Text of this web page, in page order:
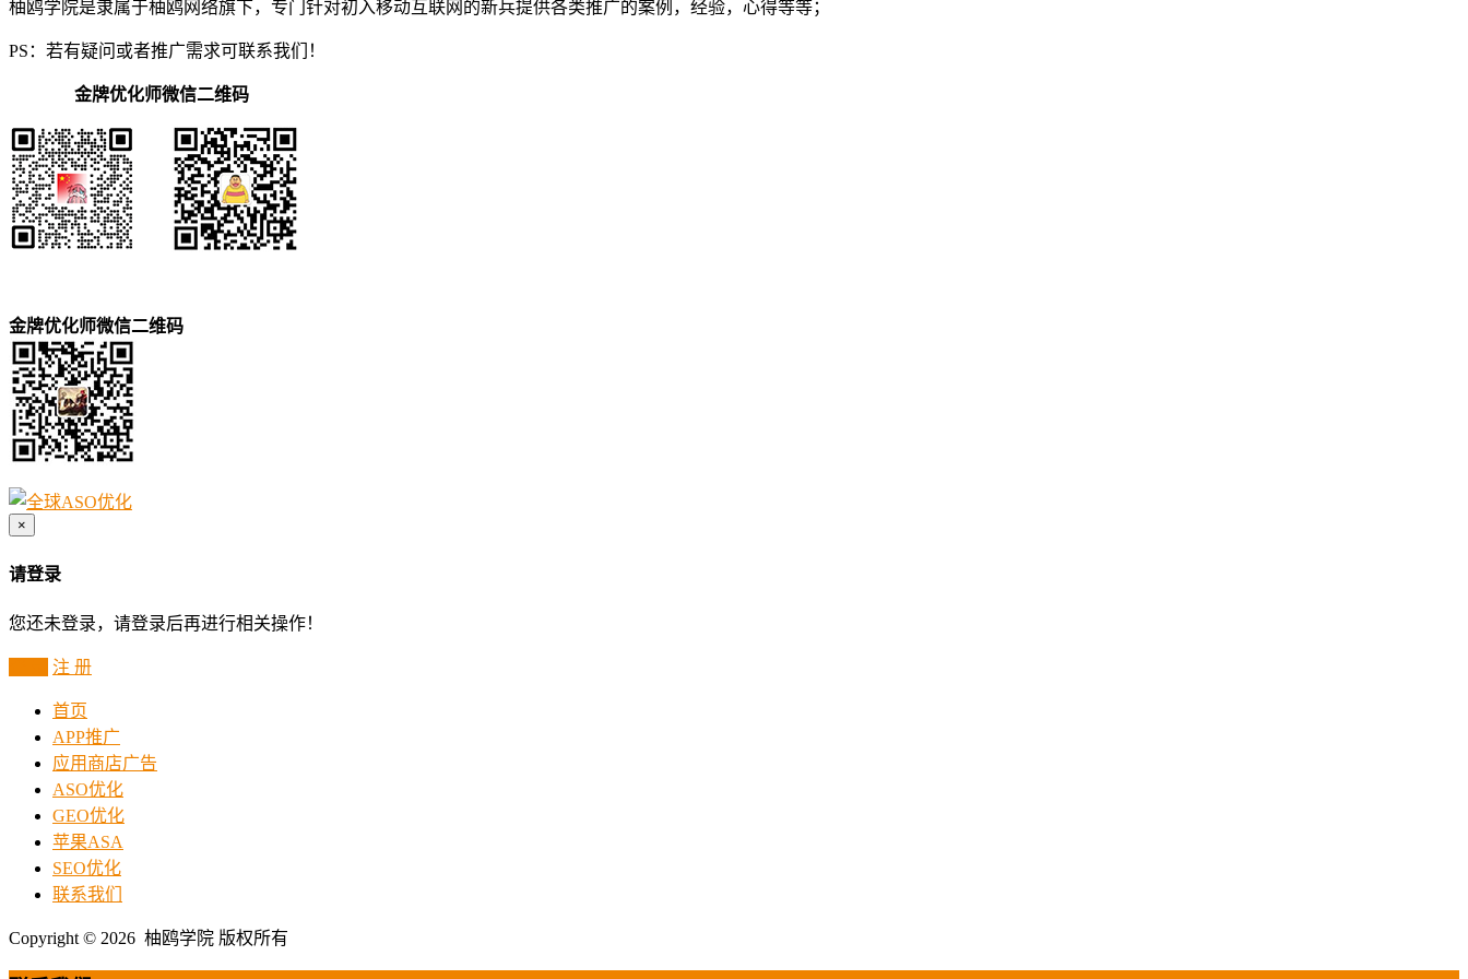
柚鸥学院是隶属于柚鸥网络旗下，专门针对初入移动互联网的新兵提供各类推广的案例，经验，心得等等；
PS：若有疑问或者推广需求可联系我们！
金牌优化师微信二维码
金牌优化师微信二维码
×
请登录
您还未登录，请登录后再进行相关操作！
注 册
首页
APP推广
应用商店广告
ASO优化
GEO优化
苹果ASA
SEO优化
联系我们
Copyright © 2026 柚鸥学院 版权所有